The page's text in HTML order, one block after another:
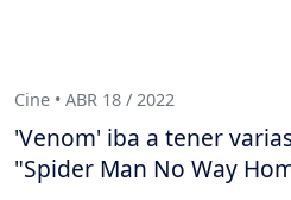
Cine • ABR 18 / 2022
'Venom' iba a tener
"Spider Man No Way